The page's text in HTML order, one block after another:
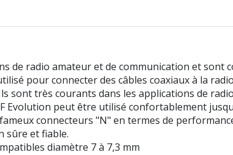
de radio amateur et de communication et
pour connecter des câbles coaxiaux à la
sont très courants dans les applications de
peut être utilisé confortablement
connecteurs "N" en termes de
sûre et fiable.
diamètre 7 à 7,3 mm